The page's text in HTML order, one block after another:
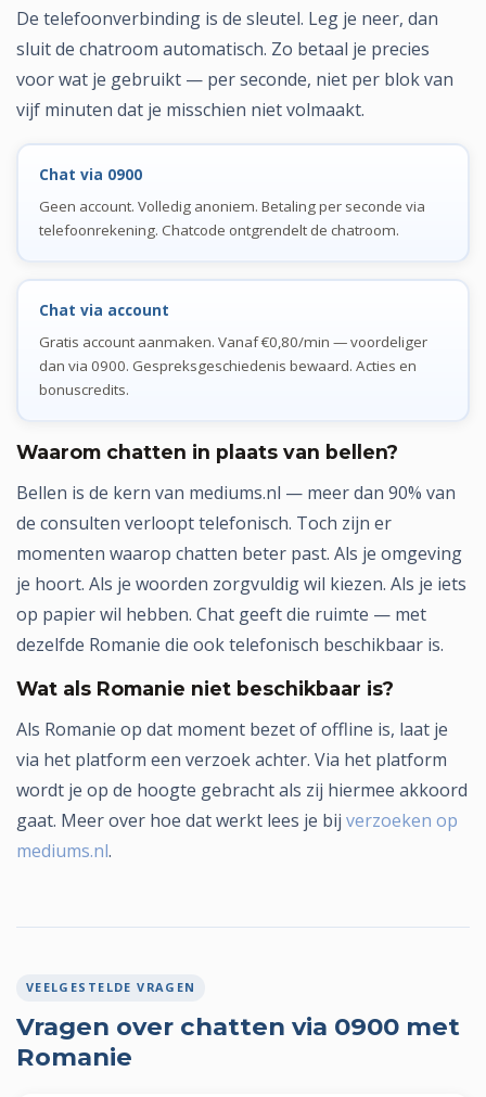
De telefoonverbinding is de sleutel. Leg je neer, dan
sluit de chatroom automatisch. Zo betaal je precies
voor wat je gebruikt — per seconde, niet per blok van
vijf minuten dat je misschien niet volmaakt.
Chat via 0900
Geen account. Volledig anoniem. Betaling per seconde via
telefoonrekening. Chatcode ontgrendelt de chatroom.
Chat via account
Gratis account aanmaken. Vanaf €0,80/min — voordeliger
dan via 0900. Gespreksgeschiedenis bewaard. Acties en
bonuscredits.
Waarom chatten in plaats van bellen?
Bellen is de kern van mediums.nl — meer dan 90% van
de consulten verloopt telefonisch. Toch zijn er
momenten waarop chatten beter past. Als je omgeving
je hoort. Als je woorden zorgvuldig wil kiezen. Als je iets
op papier wil hebben. Chat geeft die ruimte — met
dezelfde Romanie die ook telefonisch beschikbaar is.
Wat als Romanie niet beschikbaar is?
Als Romanie op dat moment bezet of offline is, laat je
via het platform een verzoek achter. Via het platform
wordt je op de hoogte gebracht als zij hiermee akkoord
gaat. Meer over hoe dat werkt lees je bij verzoeken op
mediums.nl.
VEELGESTELDE VRAGEN
Vragen over chatten via 0900 met
Romanie